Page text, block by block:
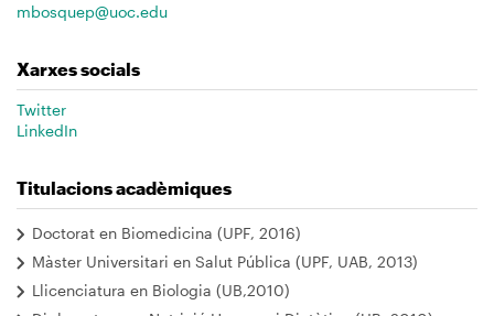
mbosquep@uoc.edu
Xarxes socials
Twitter
LinkedIn
Titulacions acadèmiques
Doctorat en Biomedicina (UPF, 2016)
Màster Universitari en Salut Pública (UPF, UAB, 2013)
Llicenciatura en Biologia (UB,2010)